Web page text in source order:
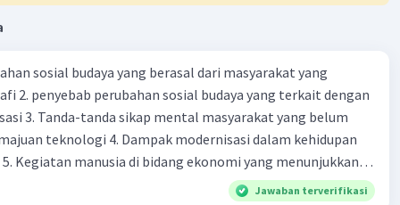
sosial budaya yang berasal dari masyarakat yang
2. penyebab perubahan sosial budaya yang terkait dengan
3. Tanda-tanda sikap mental masyarakat yang belum
teknologi 4. Dampak modernisasi dalam kehidupan
Kegiatan manusia di bidang ekonomi yang menunjukkan
modernisasi 6. Contoh pengaruh modernisasi di bidang ilmu
Jawaban terverifikasi